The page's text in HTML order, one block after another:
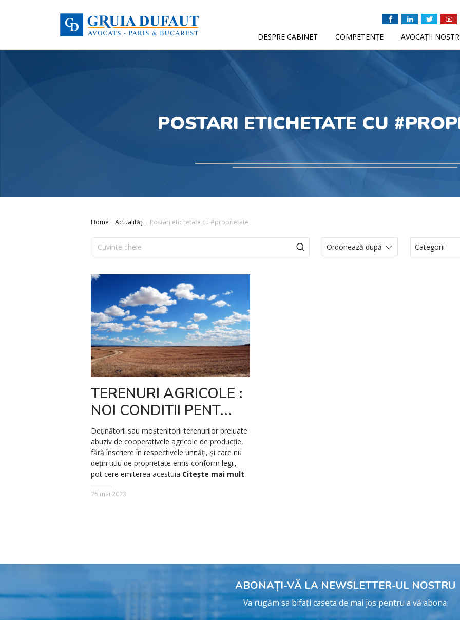
DESPRE CABINET COMPETENȚE AVOCAȚII
POSTARI ETICHETATE CU
Home Actualități Postari etichetate cu #proprietate
Categorii
TERENURI AGRICOLE :
NOI CONDITII PENT...
Deținătorii sau moștenitorii terenurilor preluate
abuziv de cooperativele agricole de producție,
fără înscriere în respectivele unități, și care nu
dețin titlu de proprietate emis conform legii,
pot cere emiterea acestuia Citește mai mult
25 mai 2023
ABONAȚI-VĂ LA NEWSLETTER-UL NOSTRU
Va rugăm sa bifați caseta de mai jos pentru a vă abona